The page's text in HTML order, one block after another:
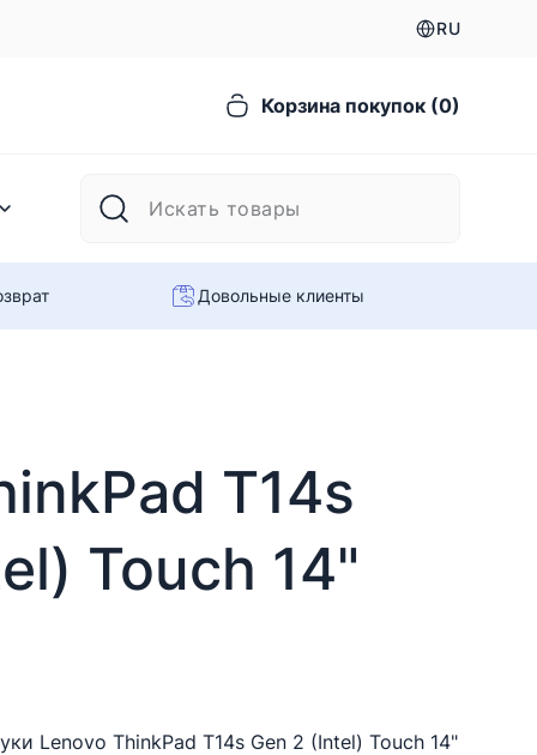
RU
Корзина покупок (0)
Довольные клиенты
T14s
Touch 14"
Lenovo ThinkPad T14s Gen 2 (Intel) Touch 14"